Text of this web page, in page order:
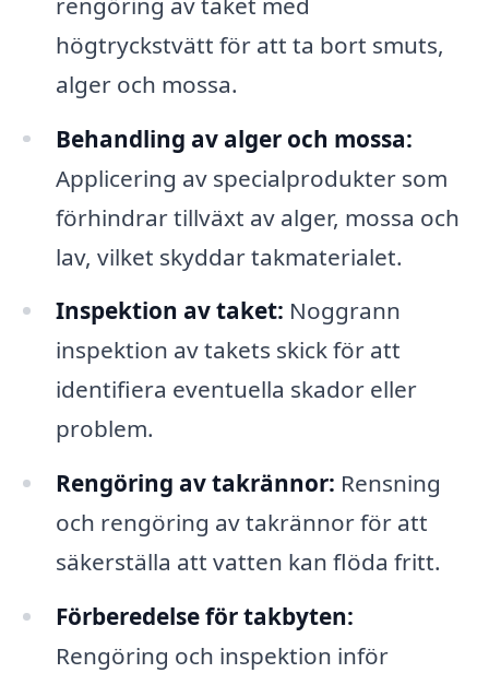
högtryckstvätt för att ta bort smuts,
alger och mossa.
Behandling av alger och mossa:
Applicering av specialprodukter som
förhindrar tillväxt av alger, mossa och
lav, vilket skyddar takmaterialet.
Inspektion av taket: Noggrann
inspektion av takets skick för att
identifiera eventuella skador eller
problem.
Rengöring av takrännor: Rensning
och rengöring av takrännor för att
säkerställa att vatten kan flöda fritt.
Förberedelse för takbyten:
Rengöring och inspektion inför